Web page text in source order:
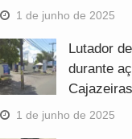
1 de junho de 2025
Lutador
durante
1 de junho de 2025